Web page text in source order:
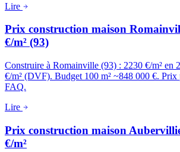
Lire
Prix construction maison
€/m² (93)
Construire à Romainville (93) : 2230 €/m² en
€/m² (DVF). Budget 100 m² ~848 000 €. Prix
FAQ.
Lire
Prix construction maison
€/m²